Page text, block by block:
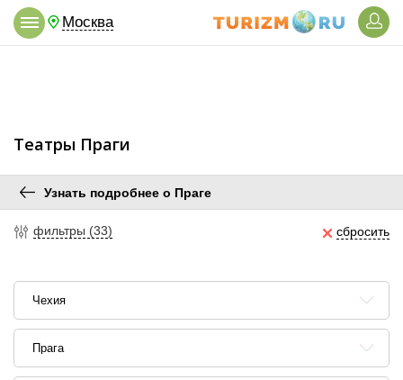
Москва
Театры Праги
Узнать подробнее о Праге
фильтры (33) сбросить
Чехия
Прага